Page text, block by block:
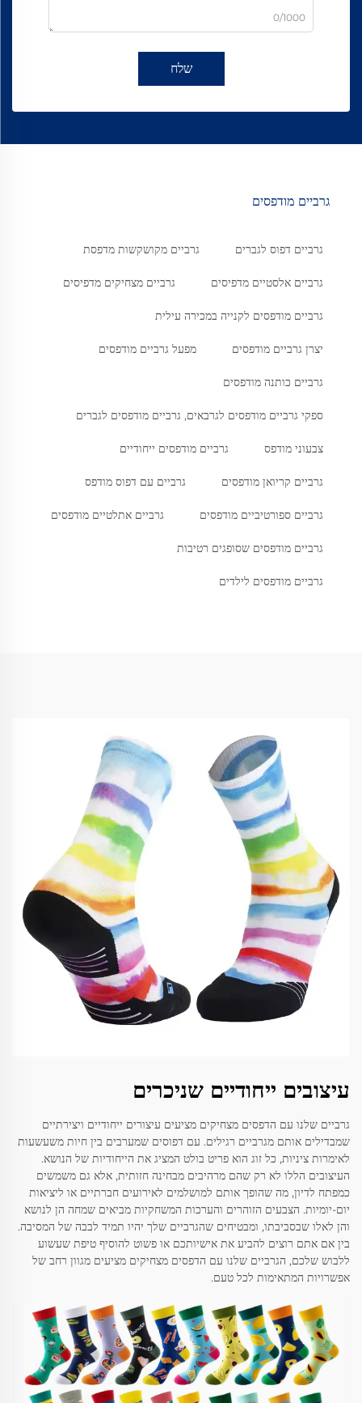
0/1000
שלח
גרביים מודפסים
גרביים דפוס לגברים גרביים מקושקשות מדפסת
גרביים אלסטיים מדפיסים גרביים מצחיקים מדפיסים
גרביים מודפסים לקנייה במכירה עילית
יצרן גרביים מודפסים מפעל גרביים מודפסים
גרביים כותנה מודפסים
ספקי גרביים מודפסים לגרבאים, גרביים מודפסים לגברים
צבעוני מודפס גרביים מודפסים ייחודיים
גרביים קריואן מודפסים גרביים עם דפוס מודפס
גרביים ספורטיביים מודפסים גרביים אתלטיים מודפסים
גרביים מודפסים שסופגים רטיבות
גרביים מודפסים לילדים
עיצובים ייחודיים שניכרים
גרביים שלנו עם הדפסים מצחיקים מציעים עיצורים ייחודיים ויצירתיים
שמבדילים אותם מגרביים רגילים. עם דפוסים שמערבים בין חיות משעשעות
לאימרות ציניות, כל זוג הוא פריט בולט המציג את הייחודיות של הנושא.
העיצובים הללו לא רק שהם מרהיבים מבחינה חזותית, אלא גם משמשים
כמפתח לדיון, מה שהופך אותם למושלמים לאירועים חברתיים או ליציאות
יום-יומיות. הצבעים הזוהרים והערכות המשחקיות מביאים שמחה הן לנושא
והן לאלו שבסביבתו, ומבטיחים שהגרביים שלך יהיו תמיד לבבה של המסיבה.
בין אם אתם רוצים להביע את אישיותכם או פשוט להוסיף טיפת שעשוע
ללבוש שלכם, הגרביים שלנו עם הדפסים מצחיקים מציעים מגוון רחב של
אפשרויות המתאימות לכל טעם.